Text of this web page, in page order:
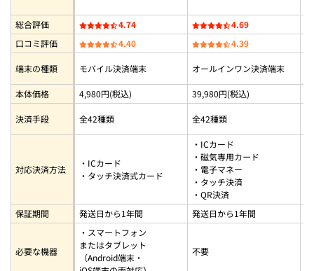
Square(スクエア)の決済端末を購入する流れ
2. 発送・連絡先情報を入力
3. 配送方法や支払い方法を指定
4. 購入＆注文メールを確認
Square(スクエア)の決済端末でトラブルが起きたら
そもそもSquare(スクエア)の決済端末でトラブルはほぼ起
もしトラブルが発生したら端末状態やネット回線をチェッ
総合評価 4.74
4.69
口コミ評価
4.40 4.39
端末の種類 モバイル決済端末 オールインワン決済端末
本体価格 4,980円(税込) 39,980円(税込)
決済手段 全42種類 全42種類
対応決済方法
・ICカード
・タッチ決済式カード
・ICカード
・磁気専用カード
・電子マネー
・タッチ決済
・QR決済
保証期間 発送日から1年間 発送日から1年間
必要な機器
・スマートフォン
またはタブレット
（Android端末・
不要